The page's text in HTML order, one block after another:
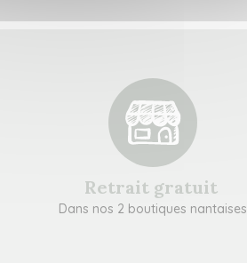
Retrait gratuit
Dans nos 2 boutiques nantaises